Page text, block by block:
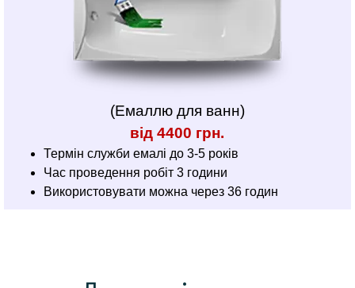
(Емаллю для ванн)
від 4400 грн.
Термін служби емалі до 3-5 років
Час проведення робіт 3 години
Використовувати можна через 36 годин